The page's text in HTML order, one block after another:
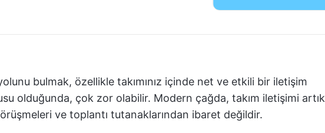
bulmak, özellikle takımınız içinde net ve etkili bir iletişim
olduğunda, çok zor olabilir. Modern çağda, takım iletişimi artık
ve toplantı tutanaklarından ibaret değildir.